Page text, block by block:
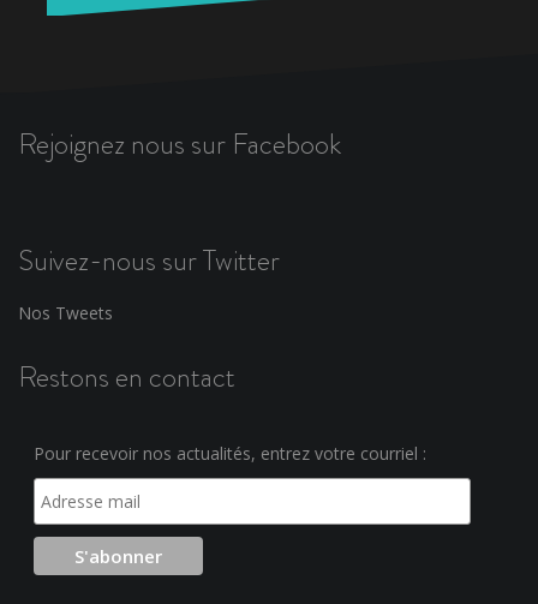
Rejoignez nous sur Facebook
Suivez-nous sur Twitter
Nos Tweets
Restons en contact
Pour recevoir nos actualités, entrez votre courriel :